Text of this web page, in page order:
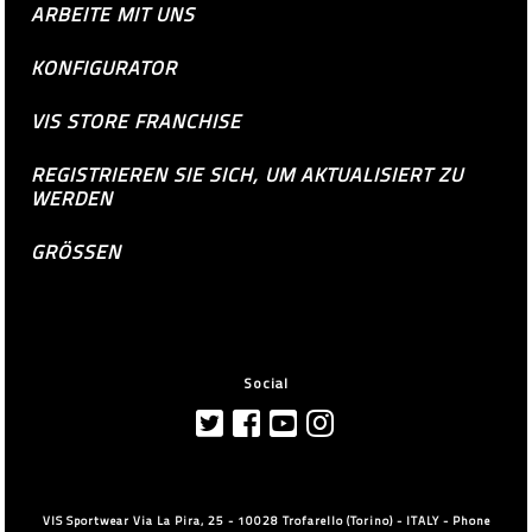
ARBEITE MIT UNS
KONFIGURATOR
VIS STORE FRANCHISE
REGISTRIEREN SIE SICH, UM AKTUALISIERT ZU
WERDEN
GRÖSSEN
Social
VIS Sportwear Via La Pira, 25 - 10028 Trofarello (Torino) - ITALY - Phone